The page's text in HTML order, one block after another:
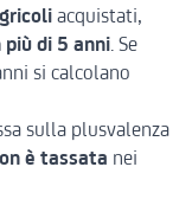
acquistati,
più di 5 anni. Se
si calcolano
sulla plusvalenza
è tassata nei